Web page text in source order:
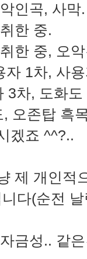
인곡, 사막.
한 중.
한 중, 오
자 1차, 사
3차, 도화도
오존탑 흑
겠죠 ^^?..
제 개인적
다(순전
금성.. 같